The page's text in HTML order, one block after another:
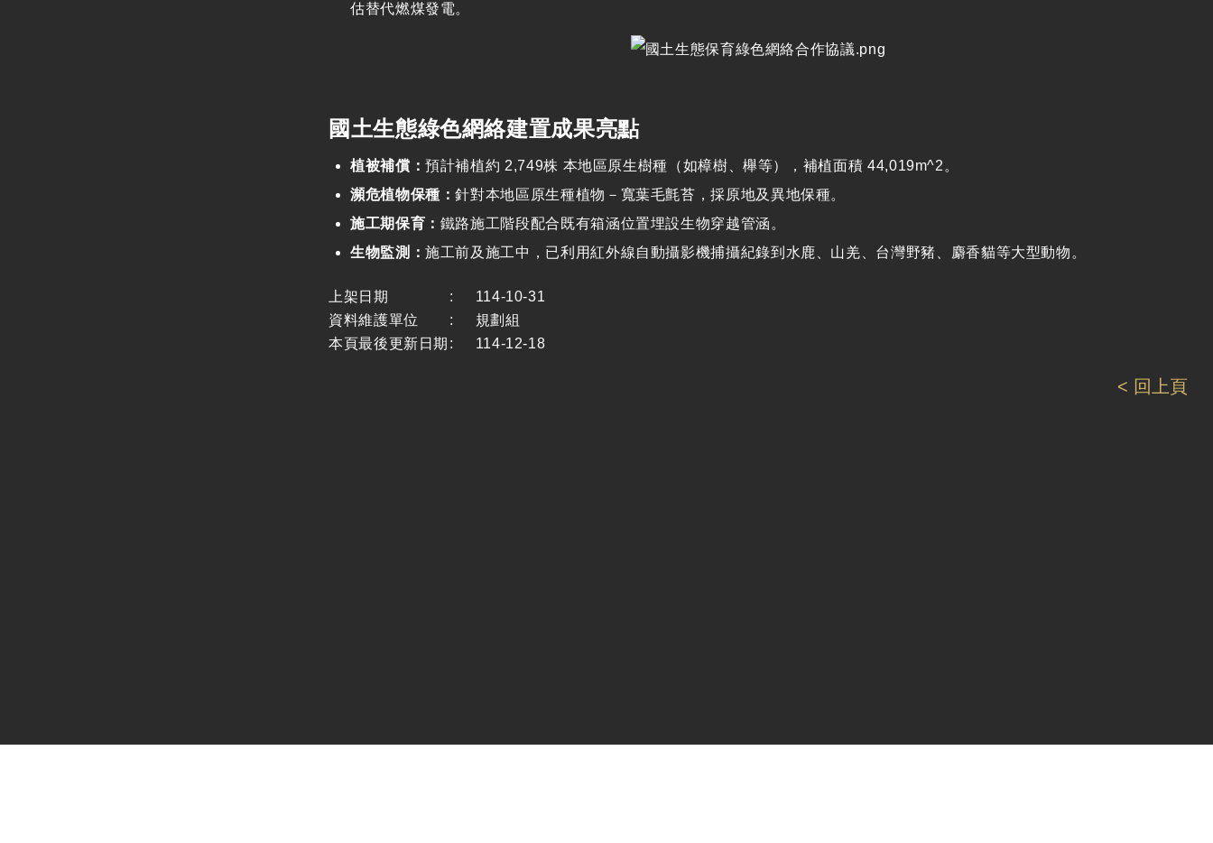
估替代燃煤發電。
國土生態綠色網絡建置成果亮點
植被補償：預計補植約 2,749株 本地區原生樹種（如樟樹、櫸等），補植面積 44,019m^2 。
瀕危植物保種：針對本地區原生種植物－寬葉毛氈苔，採原地及異地保種。
施工期保育： 鐵路施工階段配合既有箱涵位置埋設生物穿越管涵。
生物監測：施工前及施工中，已利用紅外線自動攝影機捕攝紀錄到水鹿、山羌、台灣野豬、麝香貓等大型動物。
上架日期 :
114-10-31
資料維護單位
:
規劃組
本頁最後更新日期 : 114-12-18
< 回上頁